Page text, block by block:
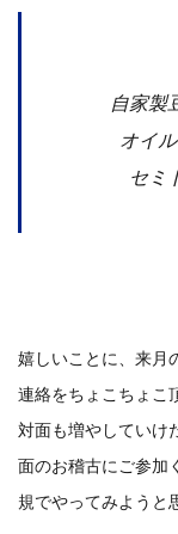
自家製
オイ
セミ
嬉しいことに、来月
連絡をちょこちょこ
対面も増やしていけ
面のお稽古にご参加
規でやってみようと